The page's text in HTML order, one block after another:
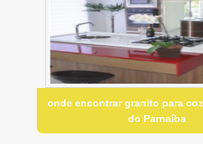
onde encontrar granito para
do Parnaíba